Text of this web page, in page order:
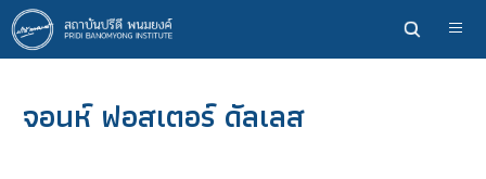
ข้าม
ไป
ยัง
หลักจอนห์ ฟอสเตอร์ ดัลเลส